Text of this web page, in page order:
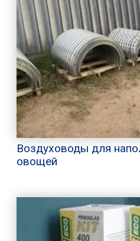
Воздуховоды для
овощей